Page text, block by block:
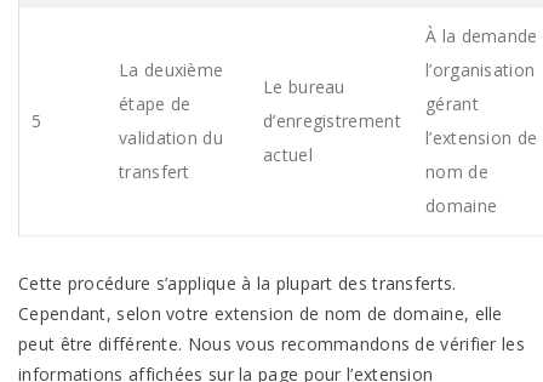
5
La deuxième
étape de
validation du
transfert
Le bureau
d’enregistrement
actuel
À la demande
l’organisation
gérant
l’extension de
nom de
domaine
Cette procédure s’applique à la plupart des transferts.
Cependant, selon votre extension de nom de domaine, elle
peut être différente. Nous vous recommandons de vérifier les
informations affichées sur la page pour l’extension